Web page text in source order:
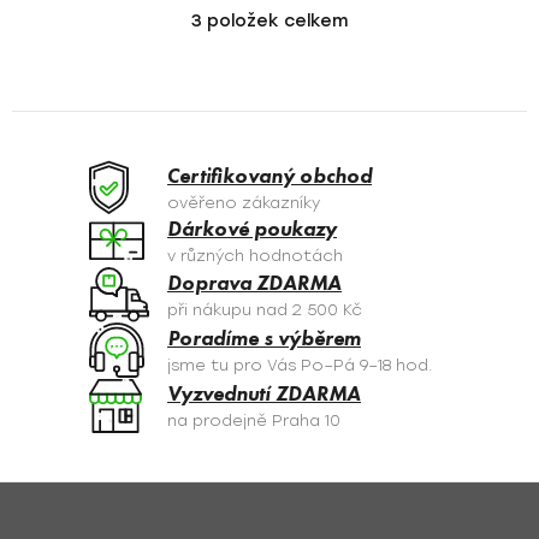
O
á
c
í
p
r
v
k
y
v
ý
p
s
3 položek celkem
Certifikovaný obchod
ověřeno zákazníky
Dárkové poukazy
v různých hodnotách
Doprava ZDARMA
při nákupu nad 2 500 Kč
Poradíme s výběrem
jsme tu pro Vás Po–Pá 9–18 hod.
Vyzvednutí ZDARMA
na prodejně Praha 10